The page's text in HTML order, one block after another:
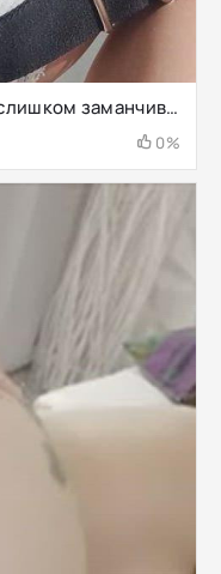
Без бюстгальтера и трусиков слишком заманчиво пошалить рядом со строителями
0%